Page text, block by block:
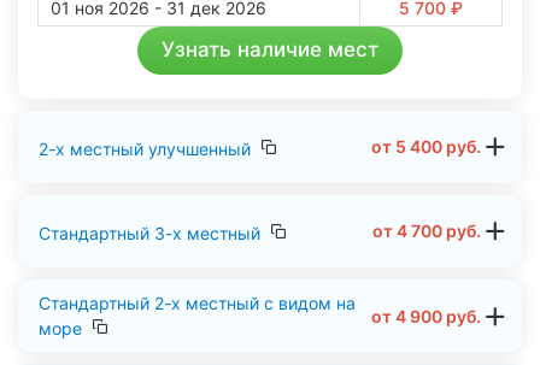
01 ноя 2026 - 31 дек 2026
5 700 ₽
Узнать наличие мест
2-х местный улучшенный от 5 400 руб.
Стандартный 3-х местный от4 700 руб.
Стандартный 2-х местный с видом на
море
от4 900 руб.